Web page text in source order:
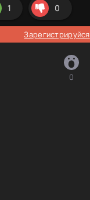
1 0
Зарегистрируйся
0